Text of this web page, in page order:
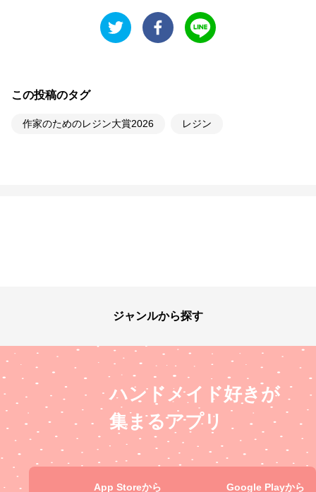
この投稿のタグ
作家のためのレジン大賞2026 レジン
ジャンルから探す
ハンドメイド好きが
集まるアプリ
App Storeから Google Playから